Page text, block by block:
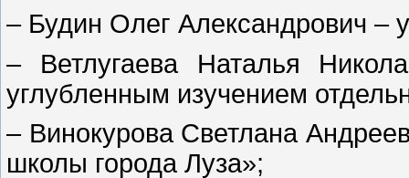
– Будин Олег Александрович –
– Ветлугаева Наталья
углубленным изучением
– Винокурова Светлана
школы города Луза»;